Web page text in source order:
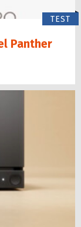
TEST
Panther